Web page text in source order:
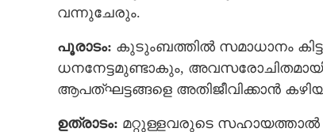
വന്നുചേരും.
പൂരാടം: കുടുംബത്തില്‍ സമാധാനം
ധനനേട്ടമുണ്ടാകും,
ആപത്ഘട്ടങ്ങളെ അതിജീവിക്കാൻ
ഉത്രാടം: മറ്റുള്ളവരുടെ